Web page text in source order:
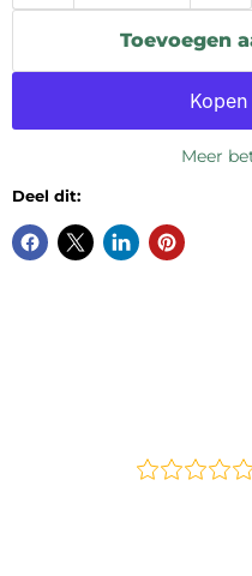
Toevoegen
Meer
Deel dit: